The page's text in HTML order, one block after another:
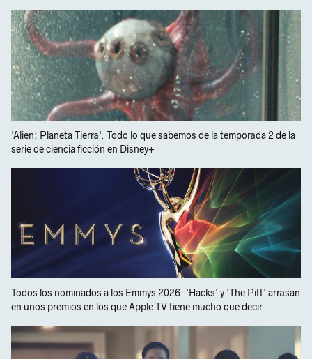
'Alien: Planeta Tierra'. Todo lo que sabemos de la temporada 2 de la
serie de ciencia ficción en Disney+
Todos los nominados a los Emmys 2026: 'Hacks' y 'The Pitt' arrasan
en unos premios en los que Apple TV tiene mucho que decir